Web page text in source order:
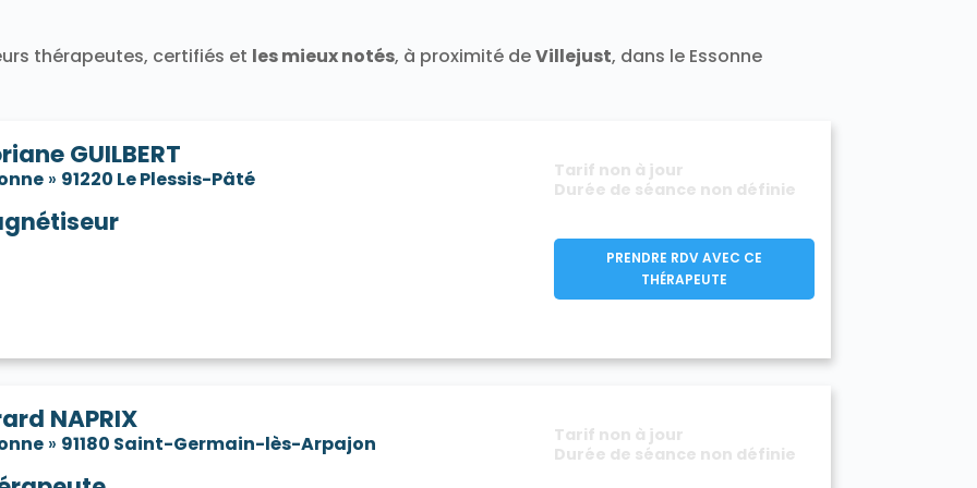
Vayres-sur-Essonne 91820 Verrières-le-Buisson 91370
Vert-le-Grand 91810
sur-Seine 91270 Villabé 91100 Villebon-sur-Yvette 91140 Villeconin 91580
Villejust 91140
thérapeutes, certifiés et les mieux notés, à proximité deVillejust, dans le Essonne
GUILBERT
» 91220 Le Plessis-Pâté
Tarif non à jour
Durée de séance non définie
PRENDRE RDV AVEC CE
THÉRAPEUTE
NAPRIX
» 91180 Saint-Germain-lès-Arpajon
Tarif non à jour
Durée de séance non définie